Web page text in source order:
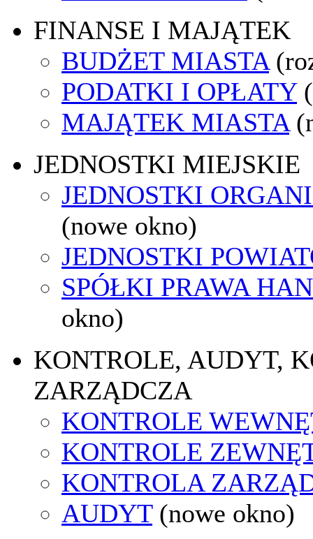
FINANSE I MAJĄTEK
BUDŻET MIASTA
PODATKI I OPŁATY
MAJĄTEK MIASTA
JEDNOSTKI MIEJSKIE
JEDNOSTKI
(nowe okno)
JEDNOSTKI
SPÓŁKI PRAWA
okno)
KONTROLE, AUDYT,
ZARZĄDCZA
KONTROLE
KONTROLE
KONTROLA
AUDYT (nowe okno)